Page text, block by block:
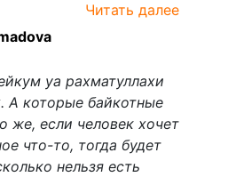
Читать далее
уа рахматуллахи
А которые байкотные
же, если человек хочет
что-то, тогда будет
нельзя есть